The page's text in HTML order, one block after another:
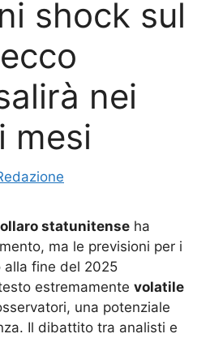
shock sul
nei
mesi
statunitense ha
ma le previsioni per i
alla fine del 2025
estremamente volatile
una potenziale
Il dibattito tra analisti e